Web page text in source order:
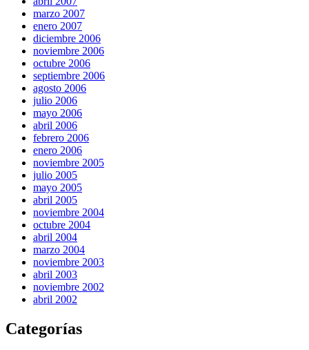
marzo 2007
enero 2007
diciembre 2006
noviembre 2006
octubre 2006
septiembre 2006
agosto 2006
julio 2006
mayo 2006
abril 2006
febrero 2006
enero 2006
noviembre 2005
julio 2005
mayo 2005
abril 2005
noviembre 2004
octubre 2004
abril 2004
marzo 2004
noviembre 2003
abril 2003
noviembre 2002
abril 2002
Categorías